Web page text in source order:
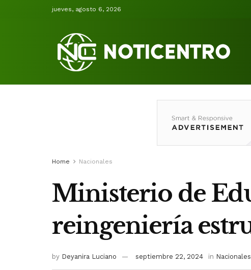
jueves, agosto 6, 2026
Home Nacionales
Ministerio de
reingeniería
by Deyanira Luciano septiembre 22, 2024 in Nacionales